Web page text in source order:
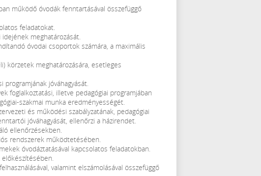
működő óvodák fenntartásával összefüggő
feladatokat.
meghatározását.
óvodai csoportok számára, a maximális
körzetek meghatározására, esetleges
programjának jóváhagyását.
foglalkoztatási, illetve pedagógiai programjában
szakmai munka eredményességét.
és működési szabályzatának, pedagógiai
jóváhagyását, ellenőrzi a házirendet.
ellenőrzésekben.
rendszerek működtetésében.
óvodáztatásával kapcsolatos feladatokban.
valamint elszámolásával összefüggő